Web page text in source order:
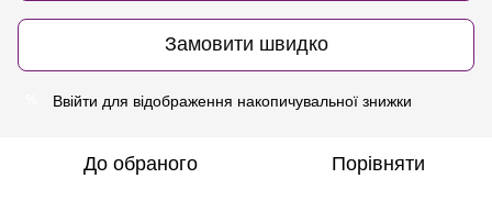
Замовити швидко
Ввійти для відображення накопичувальної знижки
До обраного Порівняти